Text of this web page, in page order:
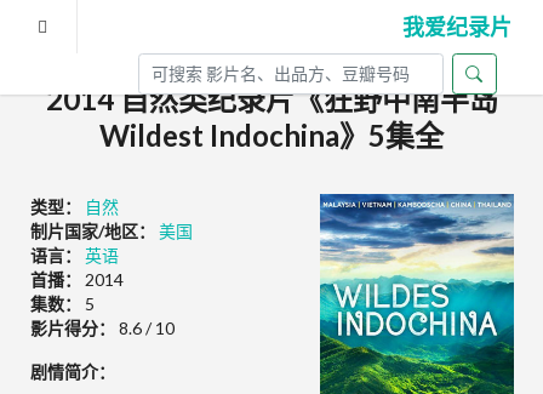
我爱纪录片
2014 自然类纪录片《狂野中南半岛
Wildest Indochina》5集全
类型：
自然
制片国家/地区：
美国
语言：
英语
首播：
2014
集数：
5
影片得分：
8.6 / 10
剧情简介：